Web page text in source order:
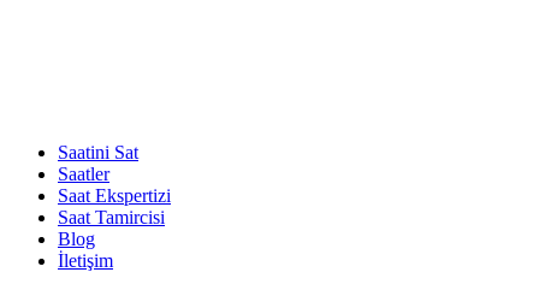
Saatini Sat
Saatler
Saat Ekspertizi
Saat Tamircisi
Blog
İletişim